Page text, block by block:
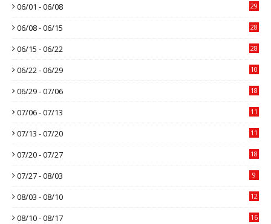
06/01 - 06/08 29
06/08 - 06/15 28
06/15 - 06/22 28
06/22 - 06/29 10
06/29 - 07/06 18
07/06 - 07/13 11
07/13 - 07/20 11
07/20 - 07/27 18
07/27 - 08/03 9
08/03 - 08/10 12
08/10 - 08/17 16